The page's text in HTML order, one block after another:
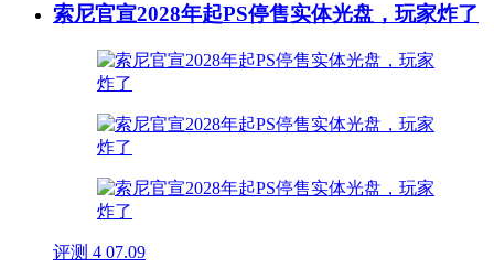
索尼官宣2028年起PS停售实体光盘，玩家炸了
评测 4 07.09